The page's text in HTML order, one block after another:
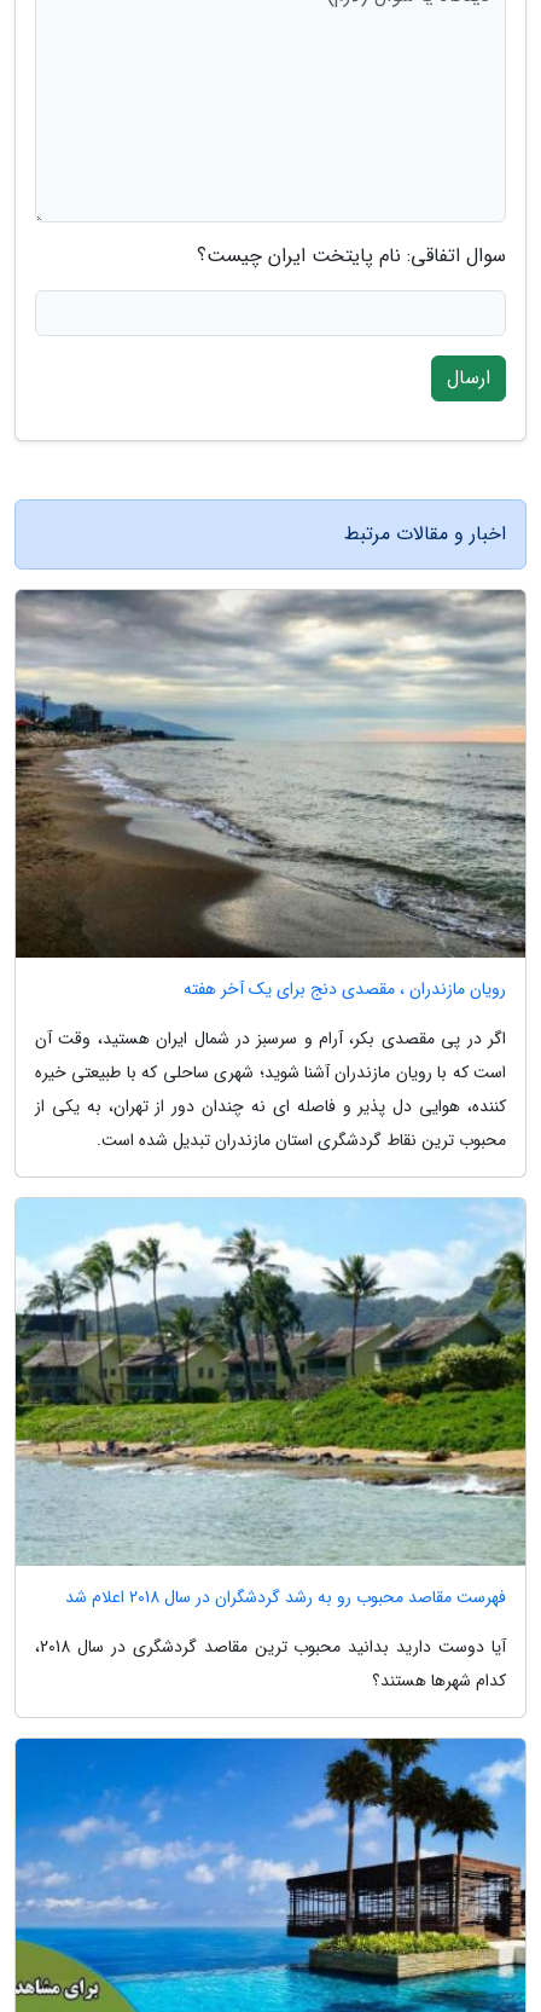
سوال اتفاقی: نام پایتخت ایران چیست؟
ارسال
اخبار و مقالات مرتبط
رویان مازندران ، مقصدی دنج برای یک آخر هفته
اگر در پی مقصدی بکر، آرام و سرسبز در شمال ایران هستید، وقت آن
است که با رویان مازندران آشنا شوید؛ شهری ساحلی که با طبیعتی خیره
کننده، هوایی دل پذیر و فاصله ای نه چندان دور از تهران، به یکی از
محبوب ترین نقاط گردشگری استان مازندران تبدیل شده است.
فهرست مقاصد محبوب رو به رشد گردشگران در سال 2018 اعلام شد
آیا دوست دارید بدانید محبوب ترین مقاصد گردشگری در سال 2018،
کدام شهرها هستند؟